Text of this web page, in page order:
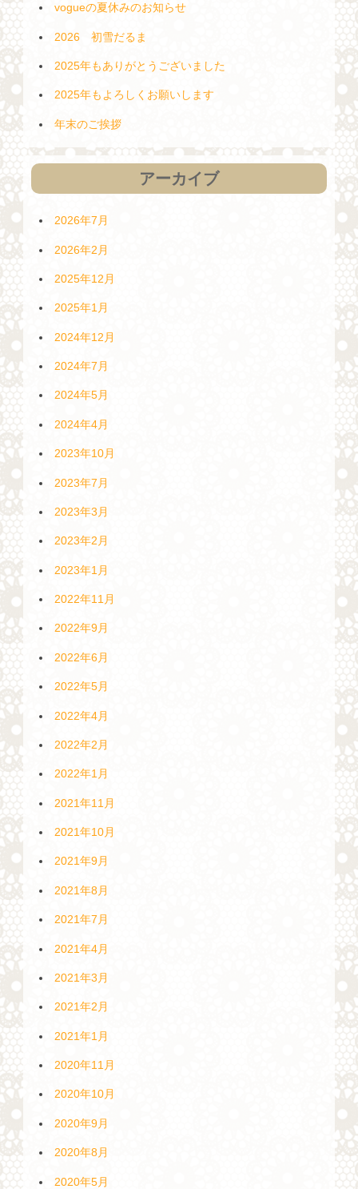
vogueの夏休みのお知らせ
2026 初雪だるま
2025年もありがとうございました
2025年もよろしくお願いします
年末のご挨拶
アーカイブ
2026年7月
2026年2月
2025年12月
2025年1月
2024年12月
2024年7月
2024年5月
2024年4月
2023年10月
2023年7月
2023年3月
2023年2月
2023年1月
2022年11月
2022年9月
2022年6月
2022年5月
2022年4月
2022年2月
2022年1月
2021年11月
2021年10月
2021年9月
2021年8月
2021年7月
2021年4月
2021年3月
2021年2月
2021年1月
2020年11月
2020年10月
2020年9月
2020年8月
2020年5月